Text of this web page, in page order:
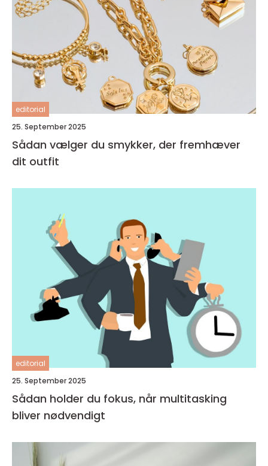
editorial
25. September 2025
Sådan vælger du smykker, der fremhæver
dit outfit
editorial
25. September 2025
Sådan holder du fokus, når multitasking
bliver nødvendigt